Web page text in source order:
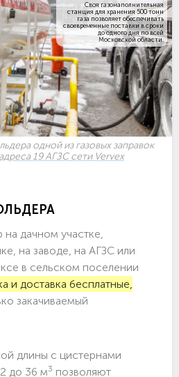
Своя газонаполнительная
станция для хранения 500 тонн
газа позволяет обеспечивать
своевременные поставки в сроки
до одного дня по всей
Московской области.
одной из газовых заправок
адреса 19 АГЗС сети Vervex
на дачном участке,
на заводе, на АГЗС или
в сельском поселении
и доставка бесплатные,
закачиваемый
длины с цистернами
до 36 м3 позволяют